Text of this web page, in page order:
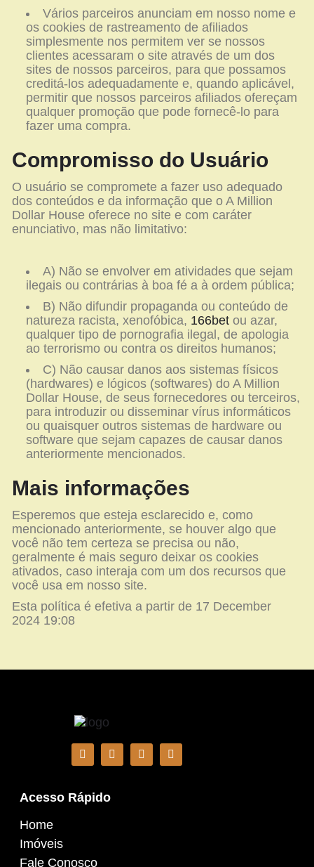
Vários parceiros anunciam em nosso nome e
os cookies de rastreamento de afiliados
simplesmente nos permitem ver se nossos
clientes acessaram o site através de um dos
sites de nossos parceiros, para que possamos
creditá-los adequadamente e, quando aplicável,
permitir que nossos parceiros afiliados ofereçam
qualquer promoção que pode fornecê-lo para
fazer uma compra.
Compromisso do Usuário
O usuário se compromete a fazer uso adequado
dos conteúdos e da informação que o A Million
Dollar House oferece no site e com caráter
enunciativo, mas não limitativo:
A) Não se envolver em atividades que sejam
ilegais ou contrárias à boa fé a à ordem pública;
B) Não difundir propaganda ou conteúdo de
natureza racista, xenofóbica, 166bet ou azar,
qualquer tipo de pornografia ilegal, de apologia
ao terrorismo ou contra os direitos humanos;
C) Não causar danos aos sistemas físicos
(hardwares) e lógicos (softwares) do A Million
Dollar House, de seus fornecedores ou terceiros,
para introduzir ou disseminar vírus informáticos
ou quaisquer outros sistemas de hardware ou
software que sejam capazes de causar danos
anteriormente mencionados.
Mais informações
Esperemos que esteja esclarecido e, como
mencionado anteriormente, se houver algo que
você não tem certeza se precisa ou não,
geralmente é mais seguro deixar os cookies
ativados, caso interaja com um dos recursos que
você usa em nosso site.
Esta política é efetiva a partir de 17 December
2024 19:08
Acesso Rápido
Home
Imóveis
Fale Conosco